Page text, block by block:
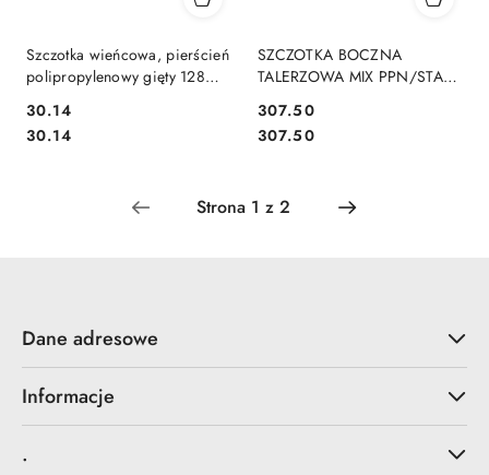
Szczotka wieńcowa, pierścień
polipropylenowy gięty 128mm
zewnętrzna 500mm
Cena:
30.14
Cena:
30.14
SZCZOTKA BOCZNA
TALERZOWA MIX PPN/STAL
ZAMIATARKI PLASTIK/DRUT
DO ZAMIATAREK
Cena:
307.50
Cena:
307.50
Dane adresowe
Informacje
.